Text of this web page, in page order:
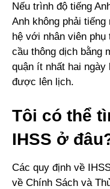
Nếu trình độ tiếng
Anh không phải
hệ với nhân viên
cầu thông dịch bằng
quận ít nhất hai
được lên lịch.
Tôi có thể
IHSS ở
Các quy định về
về Chính Sách và